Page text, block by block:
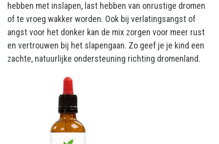
hebben met inslapen, last hebben van onrustige dromen
of te vroeg wakker worden. Ook bij verlatingsangst of
angst voor het donker kan de mix zorgen voor meer rust
en vertrouwen bij het slapengaan. Zo geef je je kind een
zachte, natuurlijke ondersteuning richting dromenland.